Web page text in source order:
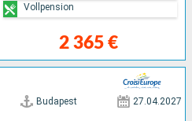
2 365 €
Vollpension
Budapest 27.04.2027